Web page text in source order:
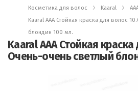
Косметика для волос
Kaaral
Kaaral AAA Стойкая краска для волос
блондин 100 мл.
Kaaral AAA Стойкая
Очень-очень светлый